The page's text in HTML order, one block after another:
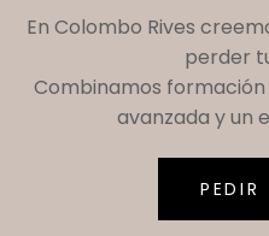
En Colombo Rives
perder
Combinamos
avanzada y un
PEDIR